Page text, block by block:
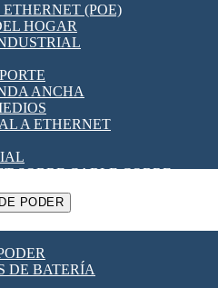
[VDF]
SSR
POTENCIA
(POE)
HOGAR
ANCHA
A ETHERNET
SOBRE CABLE COBRE
IOT
PODER
DE BATERÍA